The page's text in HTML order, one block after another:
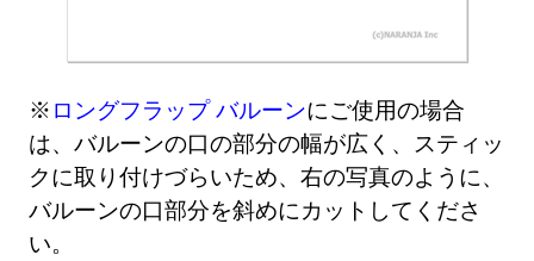
※ ロングフラップ バルーンにご使用の場合
は、バルーンの口の部分の幅が広く、スティッ
クに取り付けづらいため、右の写真のように、
バルーンの口部分を斜めにカットしてくださ
い。